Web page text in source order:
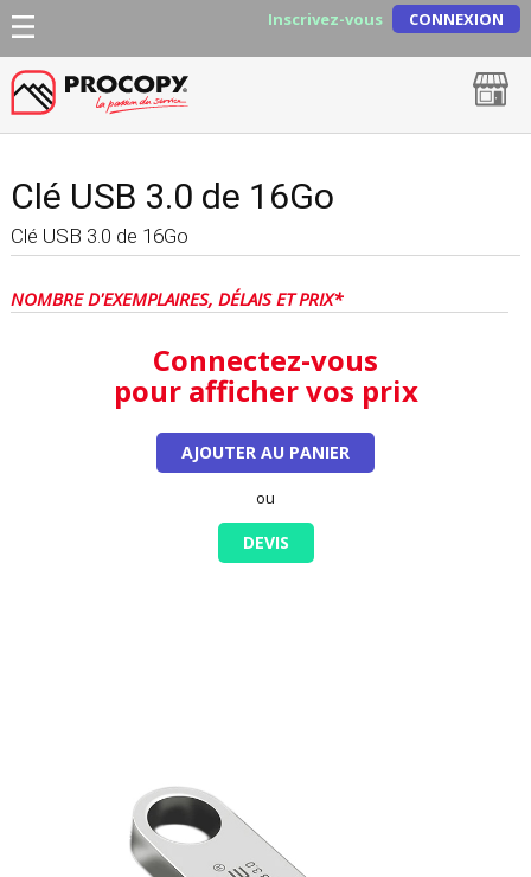
Inscrivez-vous CONNEXION
Clé USB 3.0 de 16Go
Clé USB 3.0 de 16Go
NOMBRE D'EXEMPLAIRES, DÉLAIS ET PRIX*
Connectez-vous
pour afficher vos prix
AJOUTER AU PANIER
ou
DEVIS